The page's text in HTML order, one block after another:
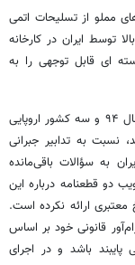
مملو از تسلیحات اتمی
توسط ایران در کارخانه
ای قابل توجهی را به
ایالات متحده آمریکا به‌عنوان طرف نقض کننده توافق سال ۹۴ و سه کشور اروپایی
نسبت به تدابیر جبرانی
به سؤالات باقی‌مانده
دو قطعنامه درباره این
ارائه نکرده است.
قانونی خود بر اساس
پایبند باشد و در اجرای